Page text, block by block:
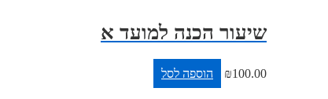
שיעור הכנה למועד א
₪100.00 הוספה לסל